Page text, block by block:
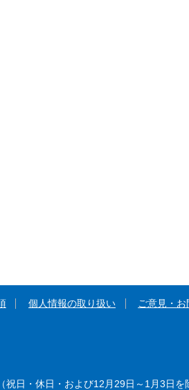
個人情報の取り扱い ご意見・お
日・休日・および12月29日～1月3日を